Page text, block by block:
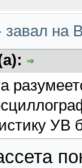
завал на
УВ